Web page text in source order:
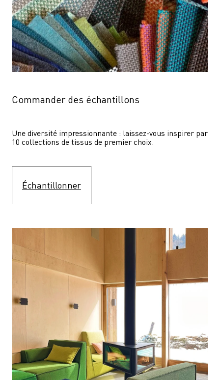
Commander des échantillons
Une diversité impressionnante : laissez-vous inspirer par
10 collections de tissus de premier choix.
Échantillonner